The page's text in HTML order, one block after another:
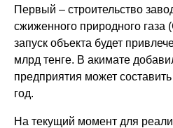
Первый – строительство
сжиженного природного газа
запуск объекта будет
млрд тенге. В акимате
предприятия может
год.
На текущий момент для